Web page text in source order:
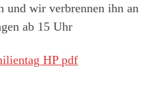
und wir verbrennen ihn an
ab 15 Uhr
HP pdf